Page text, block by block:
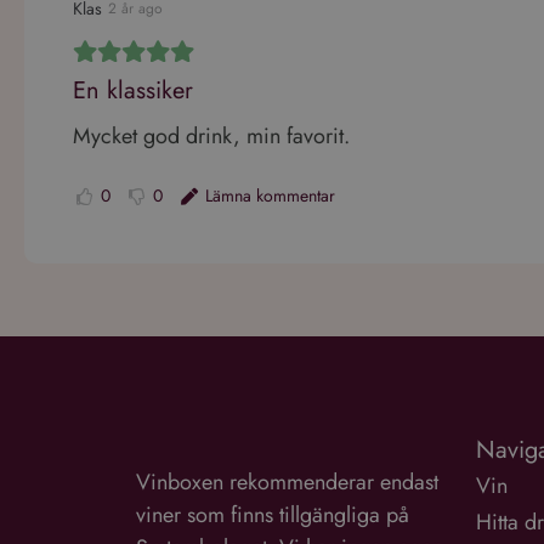
Klas 2 år ago
En klassiker
Mycket god drink, min favorit.
0 0 Lämna kommentar
Vinboxen rekommenderar endast
viner som finns tillgängliga på
Vin
Hitta